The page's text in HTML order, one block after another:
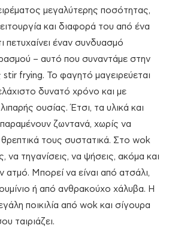
μεγαλύτερης ποσότητας,
και διαφορά του από ένα
πετυχαίνει έναν συνδυασμό
– αυτό που συναντάμε στην
stir frying. Το φαγητό μαγειρεύεται
δυνατό χρόνο και με
ουσίας. Έτσι, τα υλικά και
ζωντανά, χωρίς να
τους συστατικά. Στο wok
να τηγανίσεις, να ψήσεις, ακόμα και
ατμό. Μπορεί να είναι από ατσάλι,
ή από ανθρακούχο χάλυβα. Η
ποικιλία από wok και σίγουρα
ταιριάζει.